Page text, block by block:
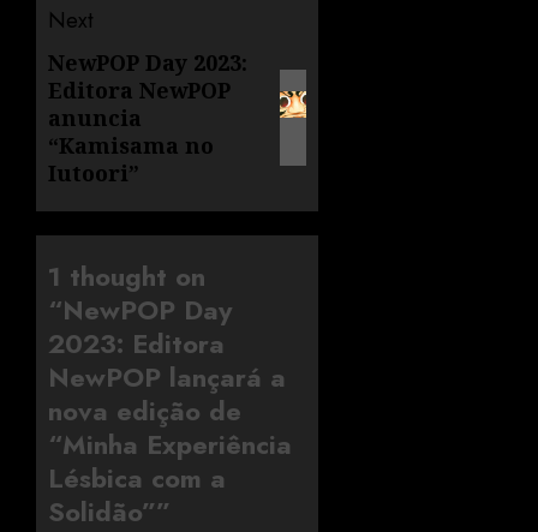
Next
NewPOP Day 2023:
Editora NewPOP
anuncia
“Kamisama no
Iutoori”
1 thought on
“NewPOP Day
2023: Editora
NewPOP lançará a
nova edição de
“Minha Experiência
Lésbica com a
Solidão””